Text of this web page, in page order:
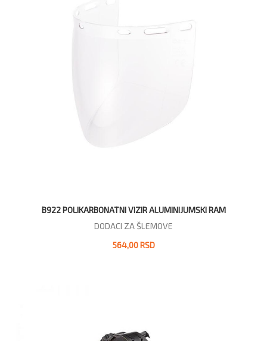
B922 POLIKARBONATNI VIZIR ALUMINIJUMSKI RAM
DODACI ZA ŠLEMOVE
564,00 RSD